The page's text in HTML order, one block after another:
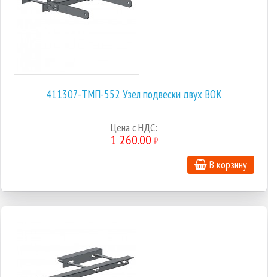
411307-ТМП-552 Узел подвески двух ВОК
Цена с НДС:
1 260.00 ₽
В корзину